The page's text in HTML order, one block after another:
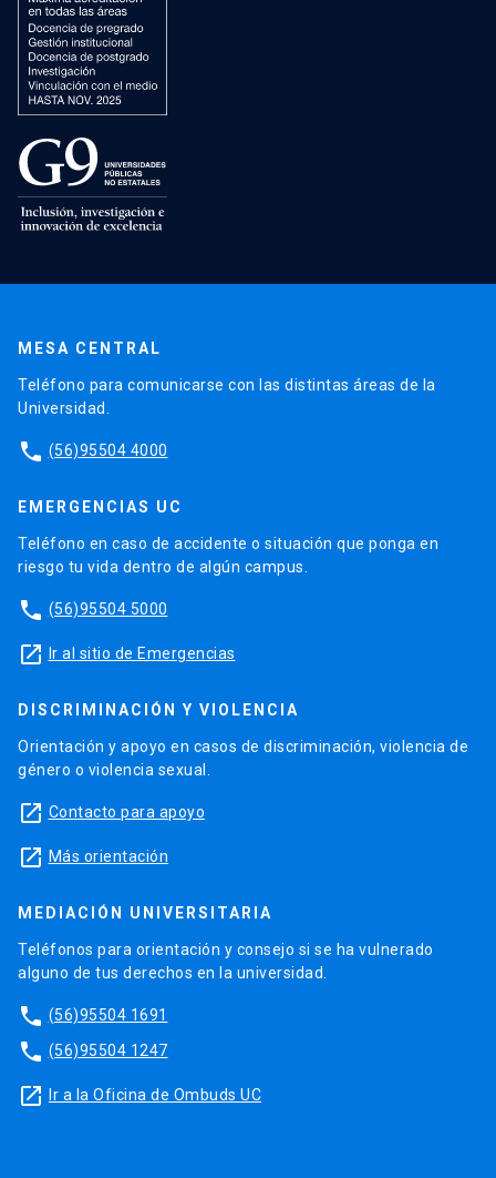
MESA CENTRAL
Teléfono para comunicarse con las distintas áreas de la
Universidad.
phone (56)95504 4000
EMERGENCIAS UC
Teléfono en caso de accidente o situación que ponga en
riesgo tu vida dentro de algún campus.
phone (56)95504 5000
launch Ir al sitio de Emergencias
DISCRIMINACIÓN Y VIOLENCIA
Orientación y apoyo en casos de discriminación, violencia de
género o violencia sexual.
launch Contacto para apoyo
launch Más orientación
MEDIACIÓN UNIVERSITARIA
Teléfonos para orientación y consejo si se ha vulnerado
alguno de tus derechos en la universidad.
phone (56)95504 1691
phone (56)95504 1247
launch Ir a la Oficina de Ombuds UC